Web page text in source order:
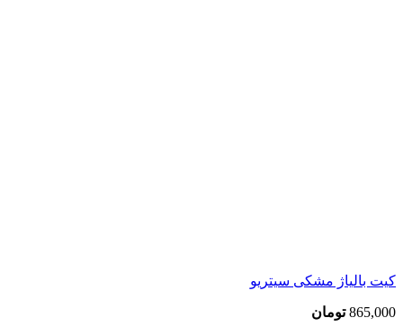
کیت بالیاژ مشکی سیتریو
865,000 تومان